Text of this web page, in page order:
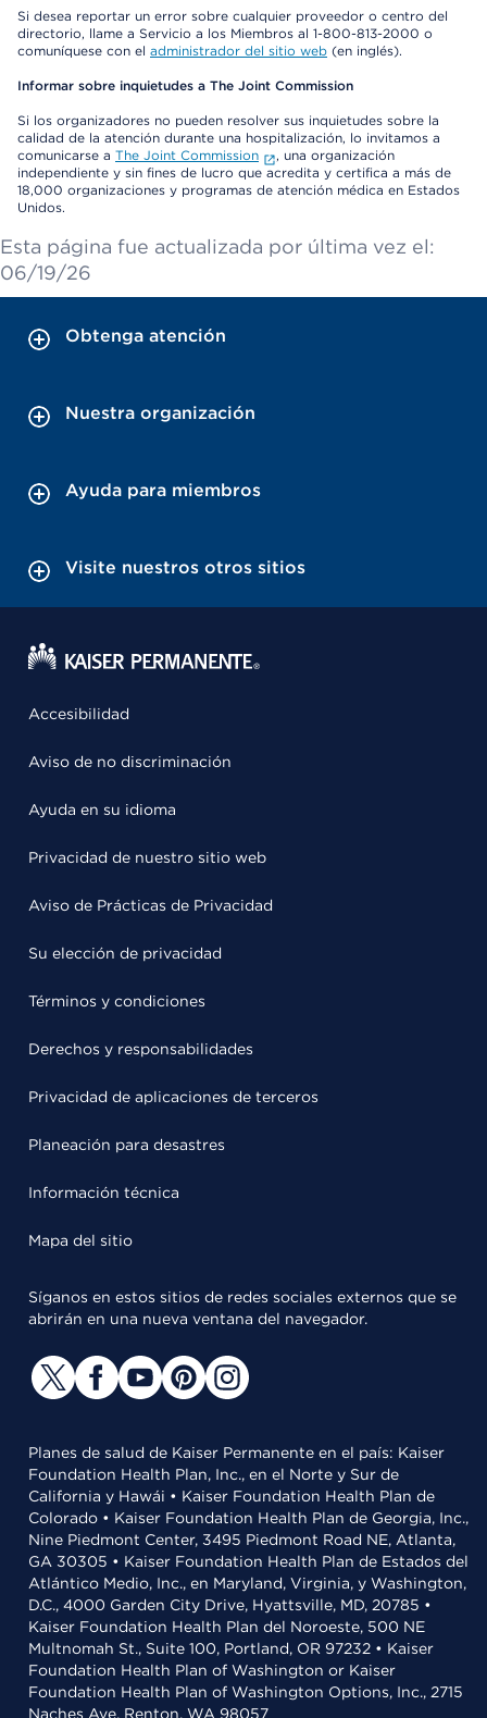
Si desea reportar un error sobre cualquier proveedor o centro del
directorio, llame a Servicio a los Miembros al 1-800-813-2000 o
comuníquese con el administrador del sitio web (en inglés).
Informar sobre inquietudes a The Joint Commission
Si los organizadores no pueden resolver sus inquietudes sobre la
calidad de la atención durante una hospitalización, lo invitamos a
comunicarse a The Joint Commission
, una organización
independiente y sin fines de lucro que acredita y certifica a más de
18,000 organizaciones y programas de atención médica en Estados
Unidos.
Esta página fue actualizada por última vez el:
06/19/26
Obtenga atención
Nuestra organización
Ayuda para miembros
Visite nuestros otros sitios
Accesibilidad
Aviso de no discriminación
Ayuda en su idioma
Privacidad de nuestro sitio web
Aviso de Prácticas de Privacidad
Su elección de privacidad
Términos y condiciones
Derechos y responsabilidades
Privacidad de aplicaciones de terceros
Planeación para desastres
Información técnica
Mapa del sitio
Síganos en estos sitios de redes sociales externos que se
abrirán en una nueva ventana del navegador.
Planes de salud de Kaiser Permanente en el país: Kaiser
Foundation Health Plan, Inc., en el Norte y Sur de
California y Hawái • Kaiser Foundation Health Plan de
Colorado • Kaiser Foundation Health Plan de Georgia, Inc.,
Nine Piedmont Center, 3495 Piedmont Road NE, Atlanta,
GA 30305 • Kaiser Foundation Health Plan de Estados del
Atlántico Medio, Inc., en Maryland, Virginia, y Washington,
D.C., 4000 Garden City Drive, Hyattsville, MD, 20785 •
Kaiser Foundation Health Plan del Noroeste, 500 NE
Multnomah St., Suite 100, Portland, OR 97232 • Kaiser
Foundation Health Plan of Washington or Kaiser
Foundation Health Plan of Washington Options, Inc., 2715
Naches Ave, Renton, WA 98057